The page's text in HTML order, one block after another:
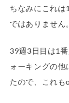
ちなみにこれは
ではありません。
39週3日目は1
ォーキングの
たので、これも